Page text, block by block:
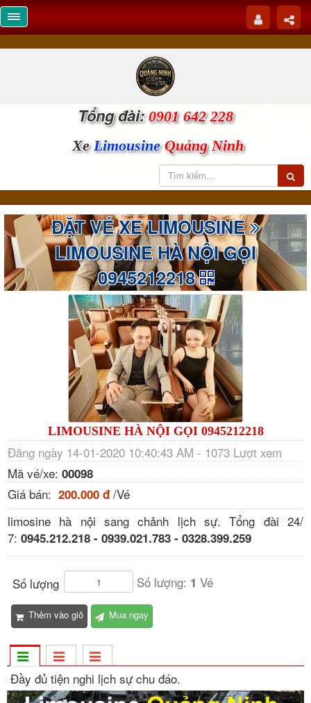
Tổng đài: 0901 642 228
XeLimousineQuảng Ninh
ĐẶT VÉ XE LIMOUSINE
LIMOUSINE HÀ NỘI GỌI
0945212218
LIMOUSINE HÀ NỘI GỌI 0945212218
Đăng ngày 14-01-2020 10:40:43 AM - 1073 Lượt xem
Mã vé/xe: 00098
Giá bán: 200.000 đ /Vé
limosine hà nội sang chảnh lịch sự. Tổng đài 24/
7: 0945.212.218 - 0939.021.783 - 0328.399.259
Số lượng Số lượng: 1 Vé
Thêm vào giỏ Mua ngay
Đầy đủ tiện nghi lịch sự chu đáo.